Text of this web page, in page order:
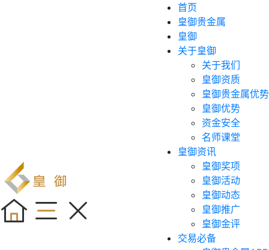
首页
皇御贵金属
皇御
关于皇御
关于我们
皇御资质
皇御贵金属优势
皇御优势
资金安全
名师课堂
皇御资讯
皇御奖项
皇御活动
皇御动态
皇御推广
皇御金评
交易必备